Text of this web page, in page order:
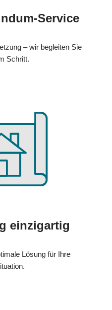
Service
– wir begleiten Sie
Schritt.
einzigartig
Lösung für Ihre